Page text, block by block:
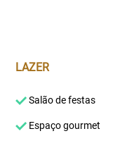
LAZER
Salão de festas
Espaço gourmet